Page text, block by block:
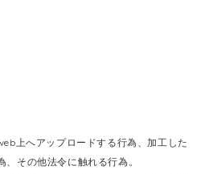
上へアップロードする行為、加工した
その他法令に触れる行為。